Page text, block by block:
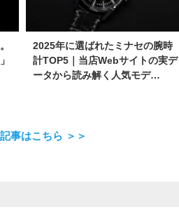
2025年に選ばれたミナセの腕時
計TOP5｜当店Webサイトの実デ
ータから読み解く人気モデ…
事はこちら ＞＞